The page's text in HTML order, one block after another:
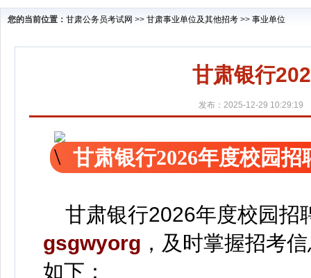
您的当前位置： 甘肃公务员考试网 >> 甘肃事业单位及其他招考 >> 事业单位
甘肃银行
发布：2025-12-29 10:29:19
甘肃银行2026年度校园招
甘肃银行2026年度校园招
gsgwyorg ， 及时掌握招考
如下：